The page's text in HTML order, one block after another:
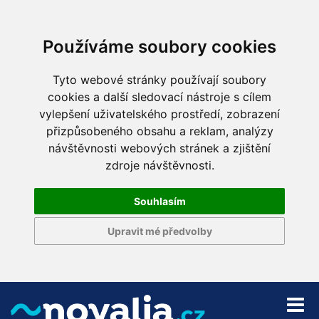
Používáme soubory cookies
Tyto webové stránky používají soubory
cookies a další sledovací nástroje s cílem
vylepšení uživatelského prostředí, zobrazení
přizpůsobeného obsahu a reklam, analýzy
návštěvnosti webových stránek a zjištění
zdroje návštěvnosti.
Souhlasím
Upravit mé předvolby